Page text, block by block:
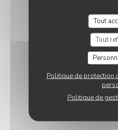
Tout
Tout
Politique de protection
Politique de
Croquetas de
8,00
Oeuf
6,00